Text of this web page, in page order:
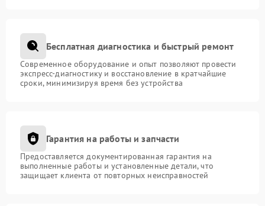
Бесплатная диагностика и быстрый ремонт
Современное оборудование и опыт позволяют провести
экспресс-диагностику и восстановление в кратчайшие
сроки, минимизируя время без устройства
Гарантия на работы и запчасти
Предоставляется документированная гарантия на
выполненные работы и установленные детали, что
защищает клиента от повторных неисправностей